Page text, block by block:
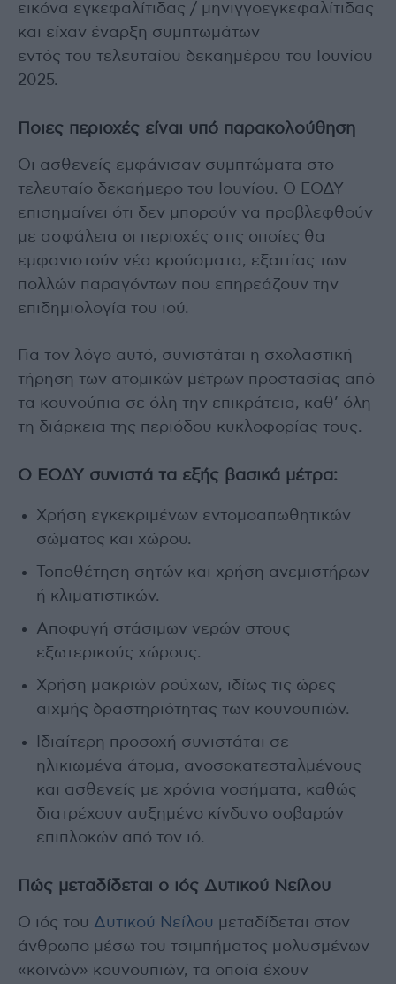
εικόνα εγκεφαλίτιδας / μηνιγγοεγκεφαλίτιδας
και είχαν έναρξη συμπτωμάτων
εντός του τελευταίου δεκαημέρου του Ιουνίου
2025.
Ποιες περιοχές είναι υπό παρακολούθηση
Οι ασθενείς εμφάνισαν συμπτώματα στο
τελευταίο δεκαήμερο του Ιουνίου. Ο ΕΟΔΥ
επισημαίνει ότι δεν μπορούν να προβλεφθούν
με ασφάλεια οι περιοχές στις οποίες θα
εμφανιστούν νέα κρούσματα, εξαιτίας των
πολλών παραγόντων που επηρεάζουν την
επιδημιολογία του ιού.
Για τον λόγο αυτό, συνιστάται η σχολαστική
τήρηση των ατομικών μέτρων προστασίας από
τα κουνούπια σε όλη την επικράτεια, καθ’ όλη
τη διάρκεια της περιόδου κυκλοφορίας τους.
Ο ΕΟΔΥ συνιστά τα εξής βασικά μέτρα:
Χρήση εγκεκριμένων εντομοαπωθητικών
σώματος και χώρου.
Τοποθέτηση σητών και χρήση ανεμιστήρων
ή κλιματιστικών.
Αποφυγή στάσιμων νερών στους
εξωτερικούς χώρους.
Χρήση μακριών ρούχων, ιδίως τις ώρες
αιχμής δραστηριότητας των κουνουπιών.
Ιδιαίτερη προσοχή συνιστάται σε
ηλικιωμένα άτομα, ανοσοκατεσταλμένους
και ασθενείς με χρόνια νοσήματα, καθώς
διατρέχουν αυξημένο κίνδυνο σοβαρών
επιπλοκών από τον ιό.
Πώς μεταδίδεται ο ιός Δυτικού Νείλου
Ο ιός του Δυτικού Νείλου μεταδίδεται στον
άνθρωπο μέσω του τσιμπήματος μολυσμένων
«κοινών» κουνουπιών, τα οποία έχουν